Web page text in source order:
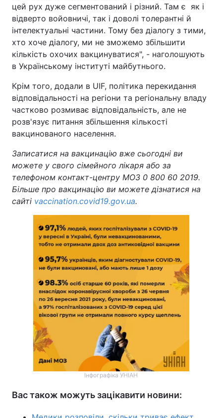
цей рух дуже сегментований і різний. Там є як і
відверто войовничі, так і доволі толерантні й
інтелектуальні частини. Тому без діалогу з тими,
хто хоче діалогу, ми не зможемо збільшити
кількість охочих вакцинуватися", - наголошують
в Українському інституті майбутнього.
Крім того, додали в UIF, політика перекидання
відповідальності на регіони та регіональну владу
частково розмиває відповідальність, але не
розв'язує питання збільшення кількості
вакцинованого населення.
Записатися на вакцинацію вже сьогодні ви
можете у свого сімейного лікаря або за
телефоном контакт-центру МОЗ 0 800 60 2019.
Більше про вакцинацію ви можете дізнатися на
сайті vaccination.covid19.gov.ua.
Інфографіка УНІАН
Вас також можуть зацікавити новини: